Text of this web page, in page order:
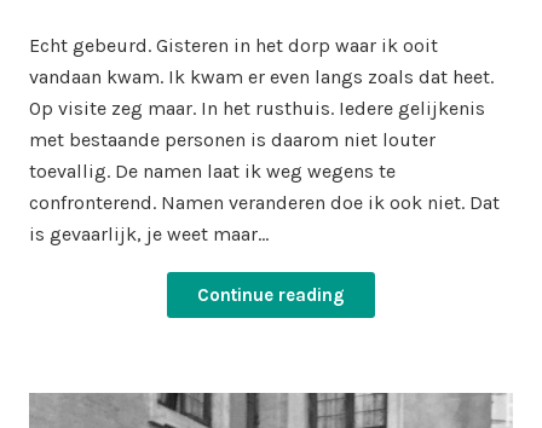
Echt gebeurd. Gisteren in het dorp waar ik ooit
vandaan kwam. Ik kwam er even langs zoals dat heet.
Op visite zeg maar. In het rusthuis. Iedere gelijkenis
met bestaande personen is daarom niet louter
toevallig. De namen laat ik weg wegens te
confronterend. Namen veranderen doe ik ook niet. Dat
is gevaarlijk, je weet maar…
Continue reading